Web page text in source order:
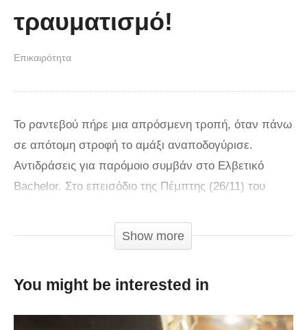
τραυματισμό!
Επικαιρότητα
Το ραντεβού πήρε μια απρόσμενη τροπή, όταν πάνω
σε απότομη στροφή το αμάξι αναποδογύρισε.
Αντιδράσεις για παρόμοιο συμβάν στο Ελβετικό
Bachelor. Στο επεισόδιο της Πέμπτης (26/11) του
σε προσωπικό ραντεβού, με σκοπό να πάνε μια
εκδρομή στα Καλάβρυτα και εκεί να
Καθώς ο Παναγιώτης οδηγούσε το buggy όχημα
Show more
You might be interested in